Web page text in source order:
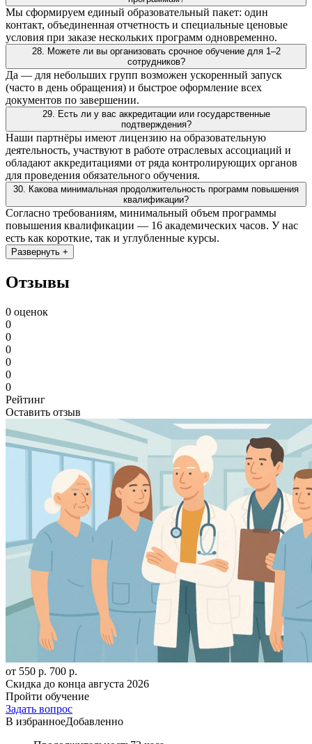
Мы сформируем единый образовательный пакет: один
контакт, объединенная отчетность и специальные ценовые
условия при заказе нескольких программ одновременно.
28. Можете ли вы организовать срочное обучение для 1–2
сотрудников?
Да — для небольших групп возможен ускоренный запуск
(часто в день обращения) и быстрое оформление всех
документов по завершении.
29. Есть ли у вас аккредитации или государственные
подтверждения?
Наши партнёры имеют лицензию на образовательную
деятельность, участвуют в работе отраслевых ассоциаций и
обладают аккредитациями от ряда контролирующих органов
для проведения обязательного обучения.
30. Какова минимальная продолжительность программ повышения
квалификации?
Согласно требованиям, минимальный объем программы
повышения квалификации — 16 академических часов. У нас
есть как короткие, так и углубленные курсы.
Развернуть +
Отзывы
0 оценок
0
0
0
0
0
0
Рейтинг
Оставить отзыв
от 550 р. 700 р.
Скидка до конца августа 2026
Пройти обучение
Задать вопрос
В избранноеДобавленно